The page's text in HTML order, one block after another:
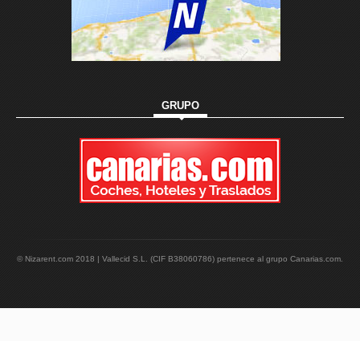
GRUPO
© Nizarent.com 2018 | Vallecid S.L. (CIF B38060786) pertenece al grupo Canarias.com.